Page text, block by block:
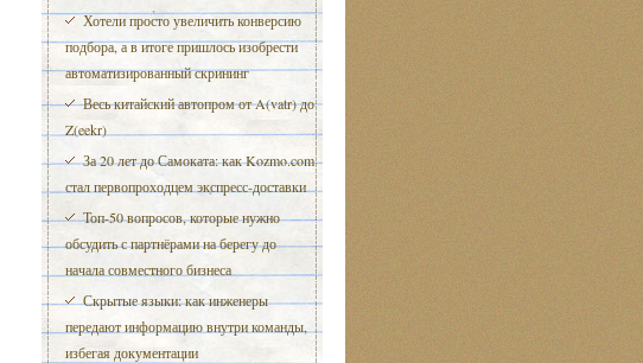
Хотели просто увеличить конверсию
подбора, а в итоге пришлось изобрести
автоматизированный скрининг
Весь китайский автопром от A(vatr) до
Z(eekr)
За 20 лет до Самоката: как Kozmo.com
стал первопроходцем экспресс-доставки
Топ-50 вопросов, которые нужно
обсудить с партнёрами на берегу до
начала совместного бизнеса
Скрытые языки: как инженеры
передают информацию внутри команды,
избегая документации